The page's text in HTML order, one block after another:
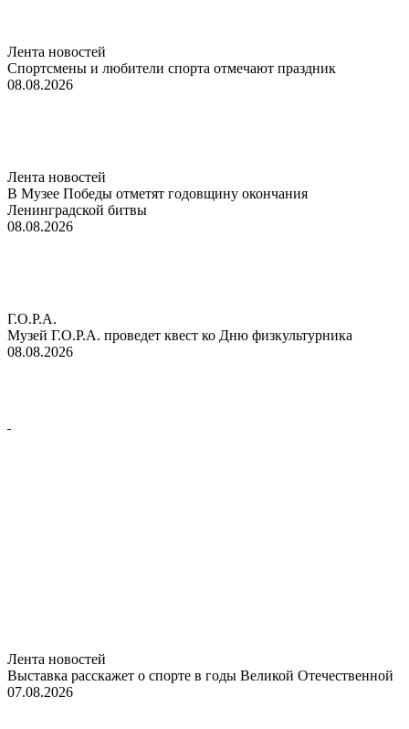
Лента новостей
Спортсмены и любители спорта отмечают праздник
08.08.2026
Лента новостей
В Музее Победы отметят годовщину окончания
Ленинградской битвы
08.08.2026
Г.О.Р.А.
Музей Г.О.Р.А. проведет квест ко Дню физкультурника
08.08.2026
Лента новостей
Выставка расскажет о спорте в годы Великой Отечественной
07.08.2026